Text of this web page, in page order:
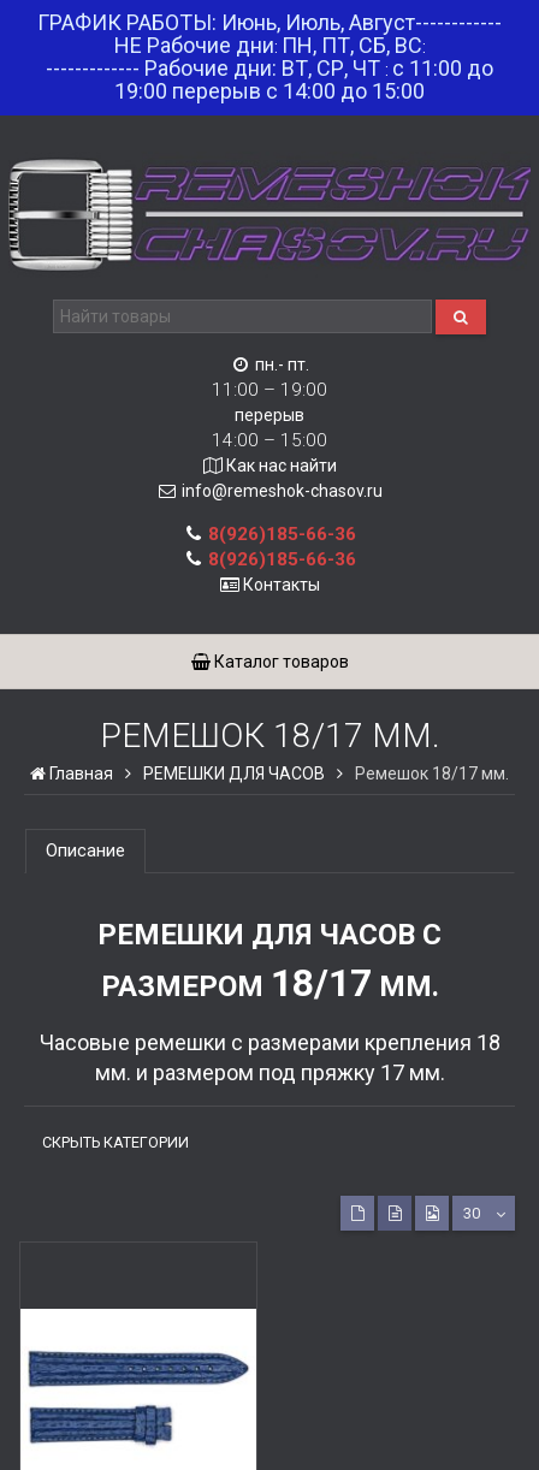
ГРАФИК РАБОТЫ: Июнь, Июль, Август------------
НЕ Рабочие дни: ПН, ПТ, СБ, ВС:
------------- Рабочие дни: ВТ, СР, ЧТ : с 11:00 до
19:00 перерыв с 14:00 до 15:00
пн.- пт.
11:00 – 19:00
перерыв
14:00 – 15:00
Как нас найти
info@remeshok-chasov.ru
8(926)185-66-36
8(926)185-66-36
Контакты
Каталог товаров
РЕМЕШОК 18/17 ММ.
Главная РЕМЕШКИ ДЛЯ ЧАСОВ Ремешок 18/17 мм.
Описание
РЕМЕШКИ ДЛЯ ЧАСОВ С
РАЗМЕРОМ 18/17 ММ.
Часовые ремешки с размерами крепления 18
мм. и размером под пряжку 17 мм.
СКРЫТЬ КАТЕГОРИИ
30